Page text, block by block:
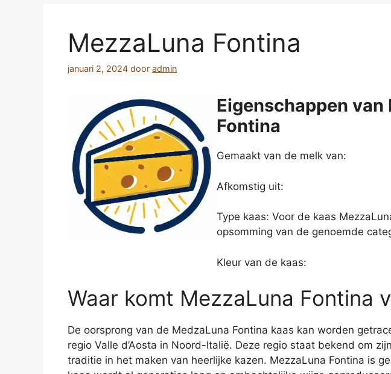
MezzaLuna Fontina
januari 2, 2024 door admin
Eigenschappen van
Fontina
Gemaakt van de melk van:
Afkomstig uit:
Type kaas: Voor de kaas
opsomming van de genoemde
Kleur van de kaas:
Waar komt MezzaLuna Fontina
De oorsprong van de MedzaLuna Fontina kaas kan worden
regio Valle d’Aosta in Noord-Italië. Deze regio staat bekend om
traditie in het maken van heerlijke kazen. MezzaLuna Fontina is